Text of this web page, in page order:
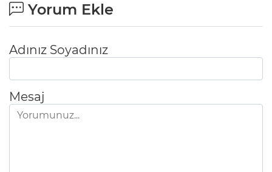
Yorum Ekle
Adınız Soyadınız
Mesaj